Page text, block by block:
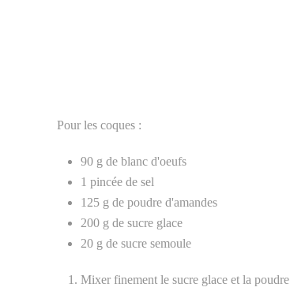
Pour les coques :
90 g de blanc d'oeufs
1 pincée de sel
125 g de poudre d'amandes
200 g de sucre glace
20 g de sucre semoule
Mixer finement le sucre glace et la